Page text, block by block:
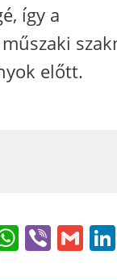
így a
előtt.
Viber